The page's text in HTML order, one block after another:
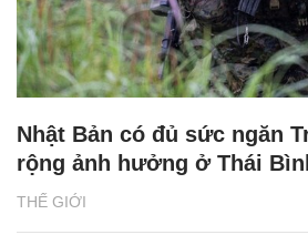
THẾ GIỚI
Nhật Bản có đủ sức ngăn
rộng ảnh hưởng ở Thái